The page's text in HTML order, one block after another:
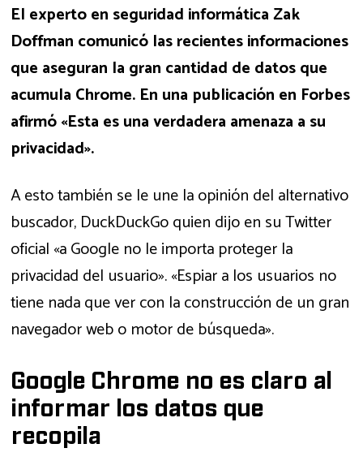
El experto en seguridad informática Zak
Doffman comunicó las recientes informaciones
que aseguran la gran cantidad de datos que
acumula Chrome. En una publicación en Forbes
afirmó «Esta es una verdadera amenaza a su
privacidad».
A esto también se le une la opinión del alternativo
buscador, DuckDuckGo quien dijo en su Twitter
oficial «a Google no le importa proteger la
privacidad del usuario». «Espiar a los usuarios no
tiene nada que ver con la construcción de un gran
navegador web o motor de búsqueda».
Google Chrome no es claro al
informar los datos que
recopila